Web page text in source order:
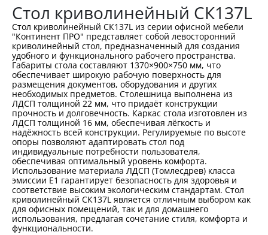
Стол криволинейный СК137L
Стол криволинейный СК137L из серии офисной мебели
"Континент ПРО" представляет собой левосторонний
криволинейный стол, предназначенный для создания
удобного и функционального рабочего пространства.
Габариты стола составляют 1370×900×750 мм, что
обеспечивает широкую рабочую поверхность для
размещения документов, оборудования и других
необходимых предметов. Столешница выполнена из
ЛДСП толщиной 22 мм, что придаёт конструкции
прочность и долговечность. Каркас стола изготовлен из
ЛДСП толщиной 16 мм, обеспечивая лёгкость и
надёжность всей конструкции. Регулируемые по высоте
опоры позволяют адаптировать стол под
индивидуальные потребности пользователя,
обеспечивая оптимальный уровень комфорта.
Использование материала ЛДСП (Томлесдрев) класса
эмиссии Е1 гарантирует безопасность для здоровья и
соответствие высоким экологическим стандартам. Стол
криволинейный СК137L является отличным выбором как
для офисных помещений, так и для домашнего
использования, предлагая сочетание стиля, комфорта и
функциональности.